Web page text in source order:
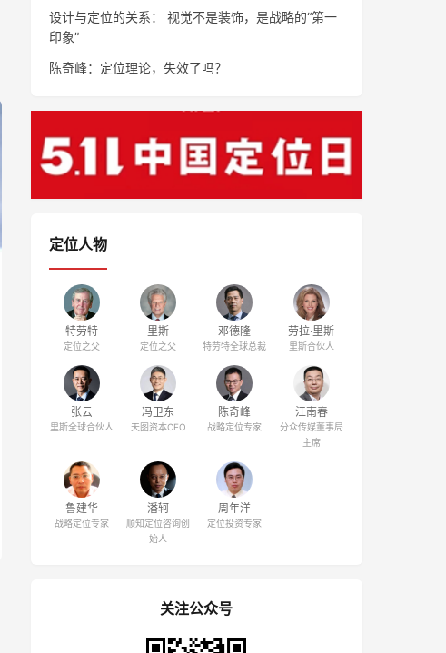
设计与定位的关系： 视觉不是装饰，是战略的“第一
印象”
陈奇峰：定位理论，失效了吗？
定位人物
特劳特
定位之父
里斯
定位之父
邓德隆
特劳特全球总裁
劳拉·里斯
里斯合伙人
张云
里斯全球合伙人
冯卫东
天图资本CEO
陈奇峰
战略定位专家
江南春
分众传媒董事局
主席
鲁建华
战略定位专家
潘轲
顺知定位咨询创
始人
周年洋
定位投资专家
关注公众号